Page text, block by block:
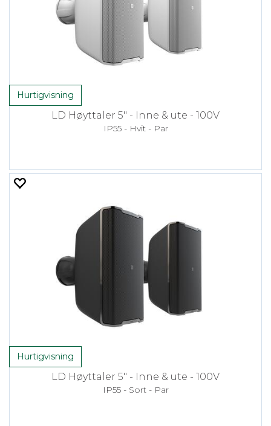
Hurtigvisning
LD Høyttaler 5" - Inne & ute - 100V
IP55 - Hvit - Par
Hurtigvisning
LD Høyttaler 5" - Inne & ute - 100V
IP55 - Sort - Par